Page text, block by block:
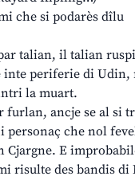
che si podarès dîlu
talian, il talian
periferie di Udin,
la muart.
furlan, ancje se al si
personaç che nol
E
risulte des bandis di